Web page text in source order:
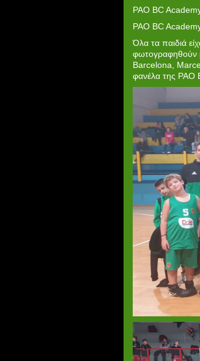
PAO BC
PAO BC
Όλα τα παιδιά
φωτογραφηθούν
Barcelona,
φανέλα της PAO